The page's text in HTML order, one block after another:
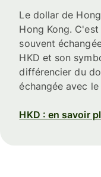
Le dollar de
Hong Kong.
souvent
HKD et son
différencier du
échangée avec
HKD : en savoir